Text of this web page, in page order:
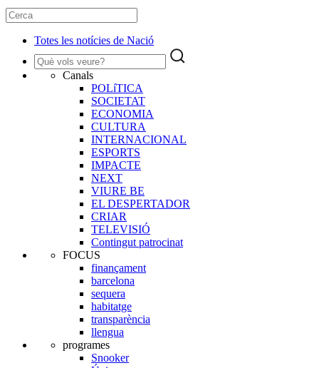
Totes les notícies de Nació
Canals
POLíTICA
SOCIETAT
ECONOMIA
CULTURA
INTERNACIONAL
ESPORTS
IMPACTE
NEXT
VIURE BE
EL DESPERTADOR
CRIAR
TELEVISIÓ
Contingut patrocinat
FOCUS
finançament
barcelona
sequera
habitatge
transparència
llengua
programes
Snooker